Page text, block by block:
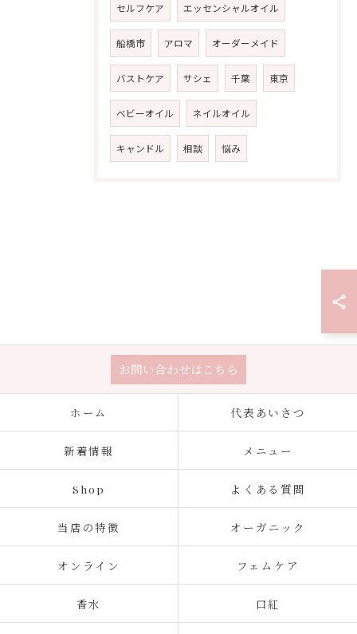
セルフケア エッセンシャルオイル
船橋市 アロマ オーダーメイド
バストケア サシェ 千葉 東京
ベビーオイル ネイルオイル
キャンドル 相談 悩み
お問い合わせはこちら
ホーム 代表あいさつ
新着情報 メニュー
Shop よくある質問
当店の特徴 オーガニック
オンライン フェムケア
香水 口紅